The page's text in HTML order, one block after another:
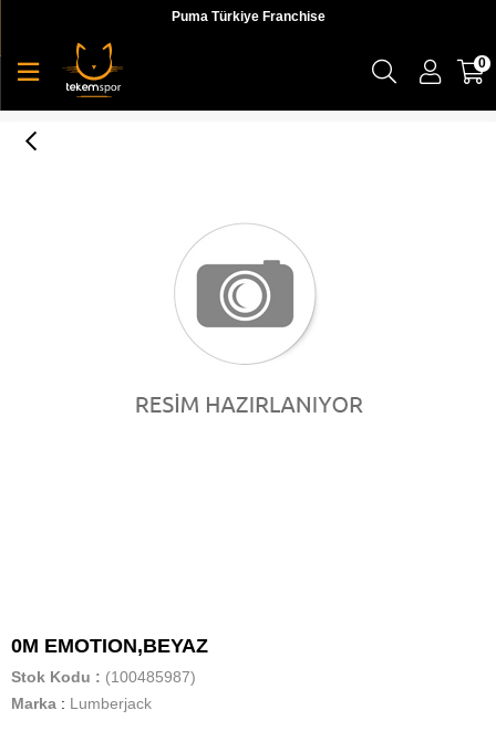
Puma Türkiye Franchise
0
0M EMOTION,BEYAZ
Stok Kodu
(100485987)
Marka : Lumberjack